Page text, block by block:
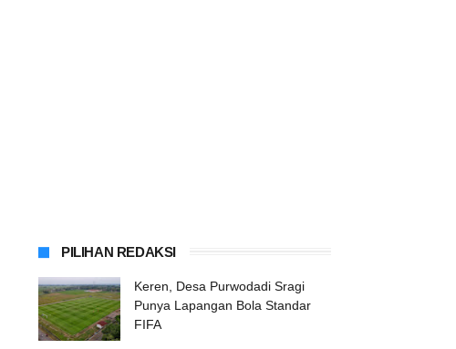
PILIHAN REDAKSI
Keren, Desa Purwodadi Sragi
Punya Lapangan Bola Standar
FIFA